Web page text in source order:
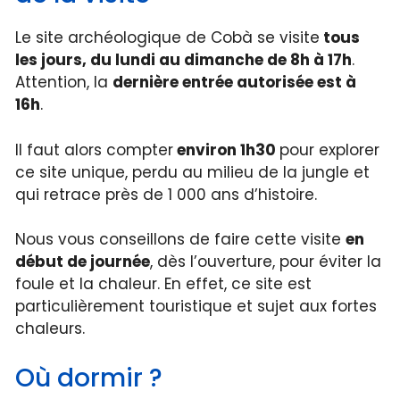
Le site archéologique de Cobà se visite tous
les jours, du lundi au dimanche de 8h à 17h.
Attention, la dernière entrée autorisée est à
16h.
Il faut alors compterenviron 1h30 pour explorer
ce site unique, perdu au milieu de la jungle et
qui retrace près de 1 000 ans d’histoire.
Nous vous conseillons de faire cette visiteen
début de journée, dès l’ouverture, pour éviter la
foule et la chaleur. En effet, ce site est
particulièrement touristique et sujet aux fortes
chaleurs.
Où dormir ?